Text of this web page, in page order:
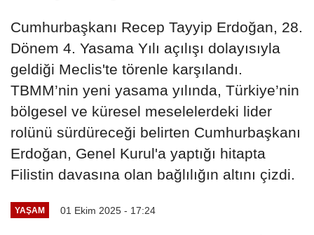
Cumhurbaşkanı Recep Tayyip Erdoğan, 28.
Dönem 4. Yasama Yılı açılışı dolayısıyla
geldiği Meclis'te törenle karşılandı.
TBMM’nin yeni yasama yılında, Türkiye’nin
bölgesel ve küresel meselelerdeki lider
rolünü sürdüreceği belirten Cumhurbaşkanı
Erdoğan, Genel Kurul'a yaptığı hitapta
Filistin davasına olan bağlılığın altını çizdi.
YAŞAM 01 Ekim 2025 - 17:24